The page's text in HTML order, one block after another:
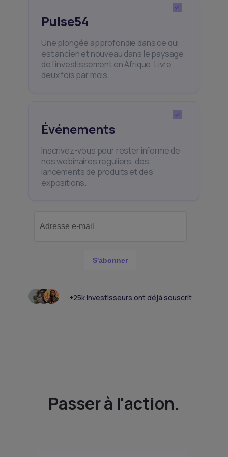
Pulse54
Une plongée approfondie dans ce qui
est ancien et nouveau dans le paysage
de l’investissement en Afrique. Livré
deux fois par mois.
Événements
Inscrivez-vous pour rester informé de
nos webinaires réguliers, des
lancements de produits et des
expositions.
S'abonner
+25k investisseurs ont déjà souscrit
Passer à l'action.